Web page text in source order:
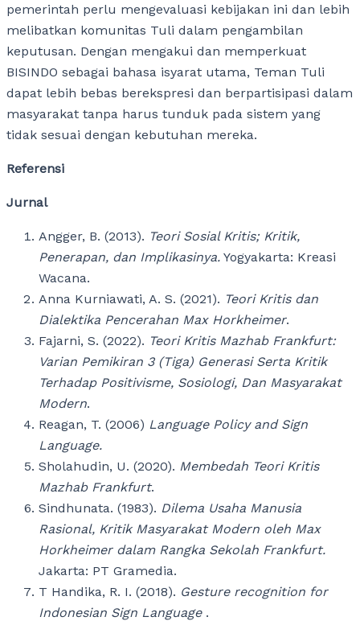
pemerintah perlu mengevaluasi kebijakan ini dan lebih
melibatkan komunitas Tuli dalam pengambilan
keputusan. Dengan mengakui dan memperkuat
BISINDO sebagai bahasa isyarat utama, Teman Tuli
dapat lebih bebas berekspresi dan berpartisipasi dalam
masyarakat tanpa harus tunduk pada sistem yang
tidak sesuai dengan kebutuhan mereka.
Referensi
Jurnal
Angger, B. (2013). Teori Sosial Kritis; Kritik,
Penerapan, dan Implikasinya. Yogyakarta: Kreasi
Wacana.
Anna Kurniawati, A. S. (2021). Teori Kritis dan
Dialektika Pencerahan Max Horkheimer.
Fajarni, S. (2022). Teori Kritis Mazhab Frankfurt:
Varian Pemikiran 3 (Tiga) Generasi Serta Kritik
Terhadap Positivisme, Sosiologi, Dan Masyarakat
Modern.
Reagan, T. (2006) Language Policy and Sign
Language.
Sholahudin, U. (2020). Membedah Teori Kritis
Mazhab Frankfurt.
Sindhunata. (1983). Dilema Usaha Manusia
Rasional, Kritik Masyarakat Modern oleh Max
Horkheimer dalam Rangka Sekolah Frankfurt.
Jakarta: PT Gramedia.
T Handika, R. I. (2018). Gesture recognition for
Indonesian Sign Language .